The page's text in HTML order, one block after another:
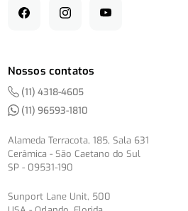
Nossos contatos
(11) 4318-4605
(11) 96593-1810
Alameda Terracota, 185, Sala 631
Cerâmica - São Caetano do Sul
SP - 09531-190
Sunport Lane Unit, 500